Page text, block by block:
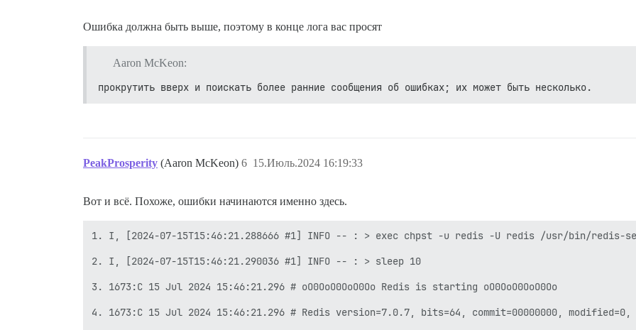
Ошибка должна быть выше, поэтому в конце лога вас просят
Aaron McKeon:
прокрутить вверх и поискать более ранние сообщения об ошибках; их может быть несколько.
PeakProsperity (Aaron McKeon) 15.Июль.2024 16:19:33
6
Вот и всё. Похоже, ошибки начинаются именно здесь.
1. I, [2024-07-15T15:46:21.288666 #1] INFO -- : > exec chpst -u redis -U redis /usr/bin/redis-
2. I, [2024-07-15T15:46:21.290036 #1] INFO -- : > sleep 10
3. 1673:C 15 Jul 2024 15:46:21.296 # oO0OoO0OoO0Oo Redis is starting oO0OoO0OoO0Oo
4. 1673:C 15 Jul 2024 15:46:21.296 # Redis version=7.0.7, bits=64, commit=00000000,